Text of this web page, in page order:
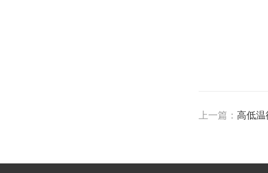
上一篇：高低温